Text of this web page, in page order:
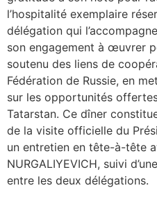
l’hospitalité exemplaire
délégation qui
son engagement à œuvrer
soutenu des liens de
Fédération de Russie, en
sur les opportunités
Tatarstan. Ce dîner
de la visite officielle du
un entretien en tête-à-tête
NURGALIYEVICH, suivi
entre les deux délégations.